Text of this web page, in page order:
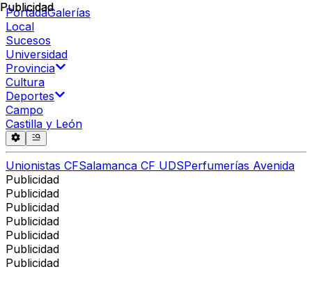
PortadaGalerías
Local
Sucesos
Universidad
Provincia
Cultura
Deportes
Campo
Castilla y León
Unionistas CFSalamanca CF UDSPerfumerías Avenida
Publicidad
Publicidad
Publicidad
Publicidad
Publicidad
Publicidad
Publicidad
Publicidad
Publicidad